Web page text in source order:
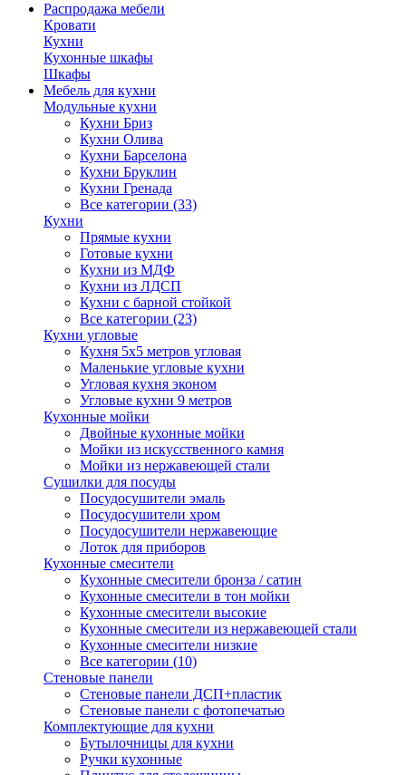
Распродажа мебели
Кровати
Кухни
Кухонные шкафы
Шкафы
Мебель для кухни
Модульные кухни
Кухни Бриз
Кухни Олива
Кухни Барселона
Кухни Бруклин
Кухни Гренада
Все категории (33)
Кухни
Прямые кухни
Готовые кухни
Кухни из МДФ
Кухни из ЛДСП
Кухни с барной стойкой
Все категории (23)
Кухни угловые
Кухня 5х5 метров угловая
Маленькие угловые кухни
Угловая кухня эконом
Угловые кухни 9 метров
Кухонные мойки
Двойные кухонные мойки
Мойки из искусственного камня
Мойки из нержавеющей стали
Сушилки для посуды
Посудосушители эмаль
Посудосушители хром
Посудосушители нержавеющие
Лоток для приборов
Кухонные смесители
Кухонные смесители бронза / сатин
Кухонные смесители в тон мойки
Кухонные смесители высокие
Кухонные смесители из нержавеющей стали
Кухонные смесители низкие
Все категории (10)
Стеновые панели
Стеновые панели ДСП+пластик
Стеновые панели с фотопечатью
Комплектующие для кухни
Бутылочницы для кухни
Ручки кухонные